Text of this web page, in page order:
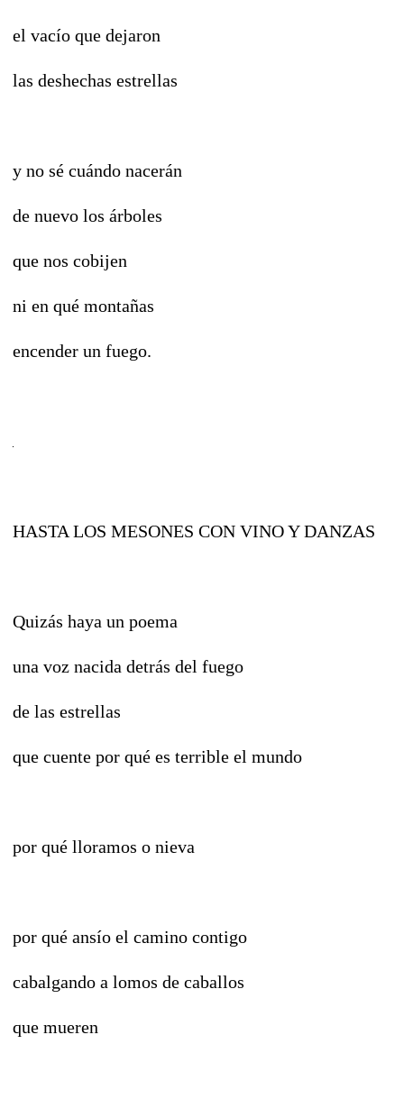
el vacío que dejaron
las deshechas estrellas
y no sé cuándo nacerán
de nuevo los árboles
que nos cobijen
ni en qué montañas
encender un fuego.
HASTA LOS MESONES CON VINO Y DANZAS
Quizás haya un poema
una voz nacida detrás del fuego
de las estrellas
que cuente por qué es terrible el mundo
por qué lloramos o nieva
por qué ansío el camino contigo
cabalgando a lomos de caballos
que mueren